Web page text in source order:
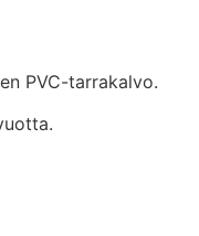
PVC-tarrakalvo.